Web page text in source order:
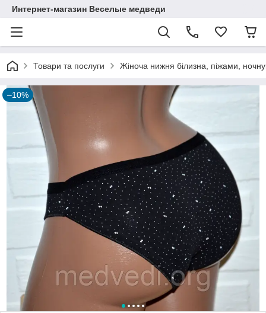
Интернет-магазин Веселые медведи
Товари та послуги Жіноча нижня білизна, піжами,
–10%